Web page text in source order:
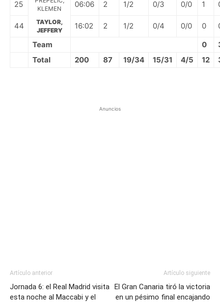
25
KLEMEN
06:06 2 1/2 0/3 0/0 1
44
TAYLOR,
JEFFERY
16:02 2 1/2 0/4 0/0 0
Team
0
Total
200 87 19/34 15/31 4/5 12
Anuncios
Artículo anterior
Jornada 6: el Real Madrid visita
esta noche al Maccabi y el
Artículo siguiente
El Gran Canaria tiró la victoria
en un pésimo final encajando